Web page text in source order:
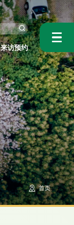
来访预约
首页